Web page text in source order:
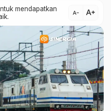
mendapatkan
text_decrease text_increase